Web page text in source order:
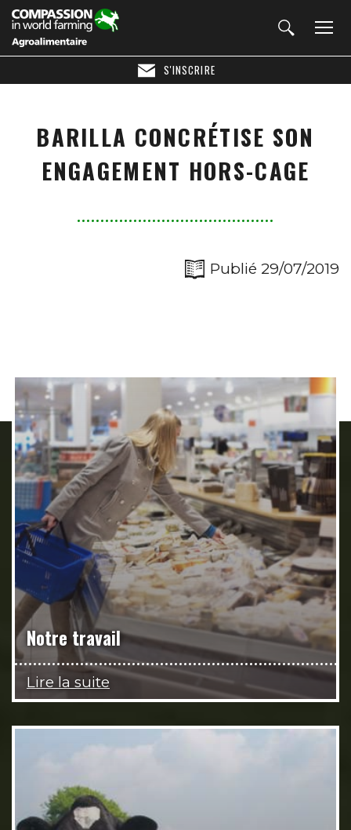
S'INSCRIRE
BARILLA CONCRÉTISE SON
ENGAGEMENT HORS-CAGE
Publié 29/07/2019
Notre travail
Lire la suite